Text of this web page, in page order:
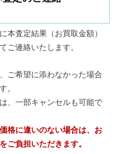
本査定結果（お買取金額）
ご連絡いたします。
ご希望に添わなかった場合
。
、一部キャンセルも可能で
格に違いのない場合は、お
ご負担いただきます。